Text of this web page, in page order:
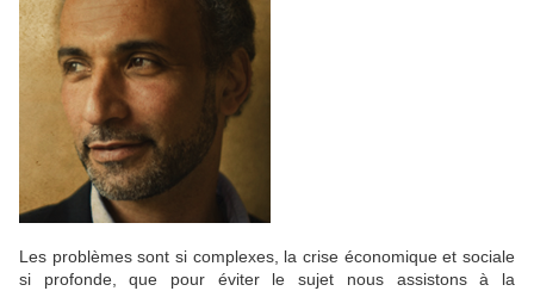
Les problèmes sont si complexes, la crise économique et sociale
si profonde, que pour éviter le sujet nous assistons à la